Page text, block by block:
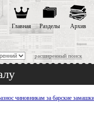
расширенный поиск
Главная Разделы Архив
чиновникам за барские